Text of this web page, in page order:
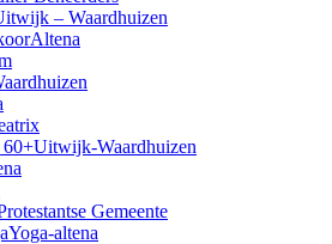
– Waardhuizen
Altena
60+Uitwijk-Waardhuizen
Gemeente
Yoga-altena